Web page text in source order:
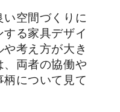
空間づくりに
る家具デザイ
考え方が大き
、両者の協働や
について見て